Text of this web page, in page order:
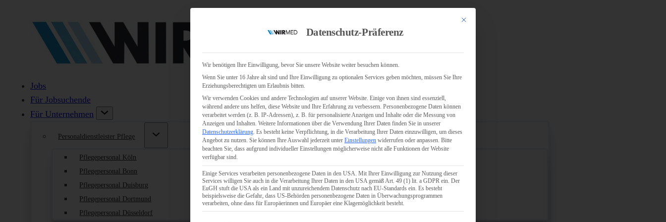
Jobs
Für Jobsuchende
Für Unternehmen
Personaldienstleister Pflege
Pflegepersonal Köln
Pflegepersonal Bonn
Pflegepersonal Duisburg
Pflegepersonal Dortmund
Pflegepersonal Düsseldorf
Mit diesem Button wird der Dialog geschlossen. Seine Funktionalität ist identisch mit
Datenschutz-Präferenz
Wir benötigen Ihre Einwilligung, bevor Sie unsere Website weiter besuchen können.
Wenn Sie unter 16 Jahre alt sind und Ihre Einwilligung zu optionalen Services geben möchten, müssen Sie Ihre
Erziehungsberechtigten um Erlaubnis bitten.
Wir verwenden Cookies und andere Technologien auf unserer Website. Einige von ihnen sind essenziell,
während andere uns helfen, diese Website und Ihre Erfahrung zu verbessern. Personenbezogene Daten können
verarbeitet werden (z. B. IP-Adressen), z. B. für personalisierte Anzeigen und Inhalte oder die Messung von
Anzeigen und Inhalten. Weitere Informationen über die Verwendung Ihrer Daten finden Sie in unserer
Datenschutzerklärung. Es besteht keine Verpflichtung, in die Verarbeitung Ihrer Daten einzuwilligen, um dieses
Angebot zu nutzen. Sie können Ihre Auswahl jederzeit unter Einstellungen widerrufen oder anpassen. Bitte
beachten Sie, dass aufgrund individueller Einstellungen möglicherweise nicht alle Funktionen der Website
verfügbar sind.
Einige Services verarbeiten personenbezogene Daten in den USA. Mit Ihrer Einwilligung zur Nutzung dieser
Services willigen Sie auch in die Verarbeitung Ihrer Daten in den USA gemäß Art. 49 (1) lit. a GDPR ein. Der
EuGH stuft die USA als ein Land mit unzureichendem Datenschutz nach EU-Standards ein. Es besteht
beispielsweise die Gefahr, dass US-Behörden personenbezogene Daten in Überwachungsprogrammen
verarbeiten, ohne dass für Europäerinnen und Europäer eine Klagemöglichkeit besteht.